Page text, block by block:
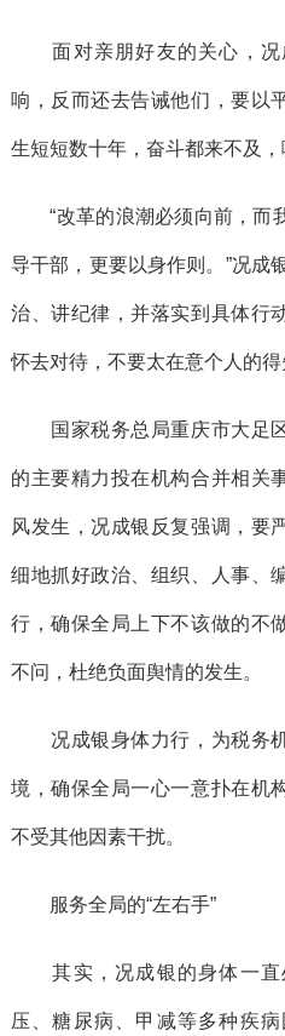
面对亲朋好友的关心，况
响，反而还去告诫他们，要以
生短短数十年，奋斗都来不及，
“改革的浪潮必须向前，而
导干部，更要以身作则。”况成
治、讲纪律，并落实到具体行
怀去对待，不要太在意个人的得
国家税务总局重庆市大足区
的主要精力投在机构合并相关
风发生，况成银反复强调，要
细地抓好政治、组织、人事、
行，确保全局上下不该做的不
不问，杜绝负面舆情的发生。
况成银身体力行，为税务机
境，确保全局一心一意扑在机
不受其他因素干扰。
服务全局的“左右手”
其实，况成银的身体一直
压、糖尿病、甲减等多种疾